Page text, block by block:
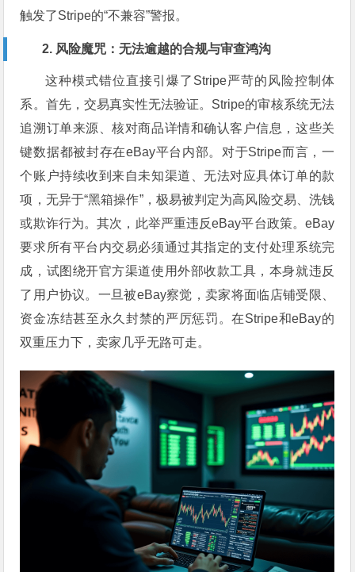
触发了Stripe的“不兼容”警报。
2. 风险魔咒：无法逾越的合规与审查鸿沟
这种模式错位直接引爆了Stripe严苛的风险控制体
系。首先，交易真实性无法验证。Stripe的审核系统无法
追溯订单来源、核对商品详情和确认客户信息，这些关
键数据都被封存在eBay平台内部。对于Stripe而言，一
个账户持续收到来自未知渠道、无法对应具体订单的款
项，无异于“黑箱操作”，极易被判定为高风险交易、洗钱
或欺诈行为。其次，此举严重违反eBay平台政策。eBay
要求所有平台内交易必须通过其指定的支付处理系统完
成，试图绕开官方渠道使用外部收款工具，本身就违反
了用户协议。一旦被eBay察觉，卖家将面临店铺受限、
资金冻结甚至永久封禁的严厉惩罚。在Stripe和eBay的
双重压力下，卖家几乎无路可走。